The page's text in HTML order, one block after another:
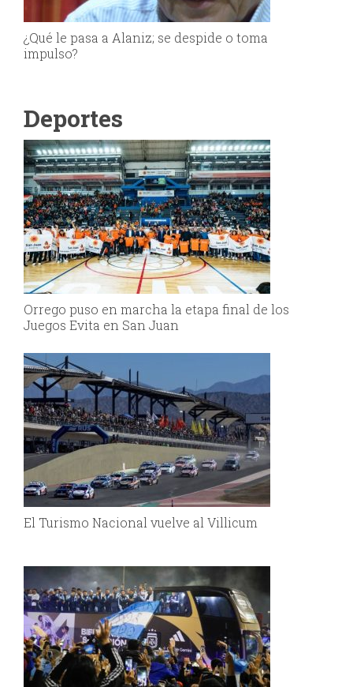
¿Qué le pasa a Alaniz; se despide o toma
impulso?
Deportes
Orrego puso en marcha la etapa final de los
Juegos Evita en San Juan
El Turismo Nacional vuelve al Villicum